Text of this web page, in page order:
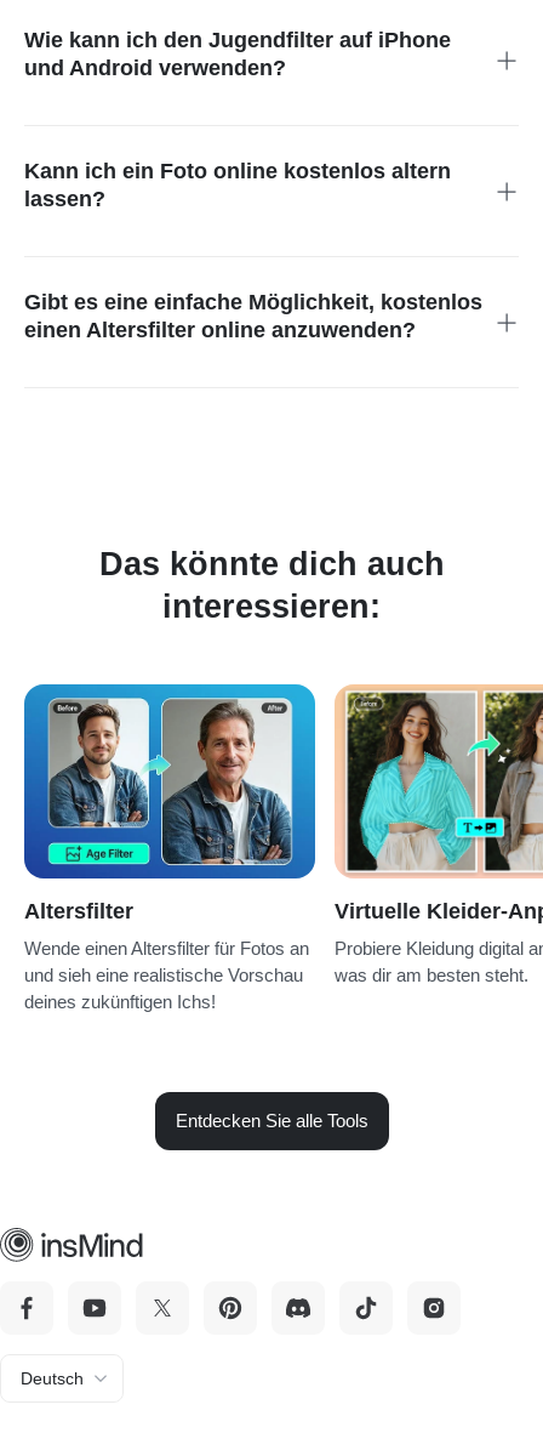
davon.
Wie kann ich den Jugendfilter auf iPhone
und Android verwenden?
Kann ich ein Foto online kostenlos altern
lassen?
Gibt es eine einfache Möglichkeit, kostenlos
einen Altersfilter online anzuwenden?
Das könnte dich auch
interessieren:
Altersfilter
Wende einen Altersfilter für Fotos an
und sieh eine realistische Vorschau
deines zukünftigen Ichs!
Virtuelle Kleider-
Probiere Kleidung digital
was dir am besten steht.
Entdecken Sie alle Tools
Deutsch